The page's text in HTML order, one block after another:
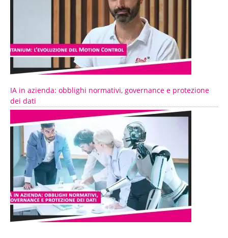
IA in azienda: obblighi normativi, governance e protezione
dei dati